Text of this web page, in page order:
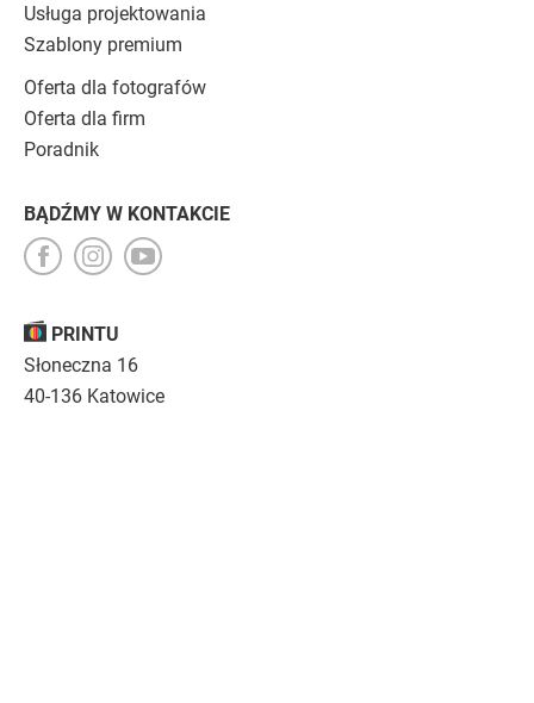
PRINTU
Słoneczna 16
40-136 Katowice
Usługa projektowania
Szablony premium
Oferta dla fotografów
Oferta dla firm
Poradnik
BĄDŹMY W KONTAKCIE